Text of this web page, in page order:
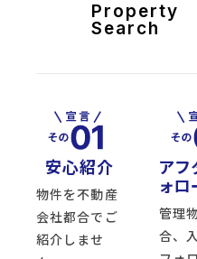
Property
Search
安心紹介
物件を不動産
会社都合でご
紹介しませ
アフ
ォロ
管理
合、